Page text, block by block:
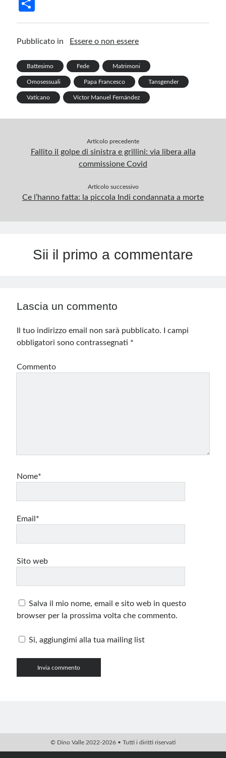
o
k
n
t
r
m
p
h
ar
Pubblicato in Essere o non essere
Battesimo Fede Matrimoni
Omosessuali Papa Francesco Tansgender
Vaticano Víctor Manuel Fernández
Articolo precedente
Fallito il golpe di sinistra e grillini: via libera alla
commissione Covid
Articolo successivo
Ce l’hanno fatta: la piccola Indi condannata a morte
Sii il primo a commentare
Lascia un commento
Il tuo indirizzo email non sarà pubblicato.
I campi
obbligatori sono contrassegnati *
Commento
Nome*
Email*
Sito web
Salva il mio nome, email e sito web in questo
browser per la prossima volta che commento.
Si, aggiungimi alla tua mailing list
© Dino Valle 2022-2026 • Tutti i diritti riservati